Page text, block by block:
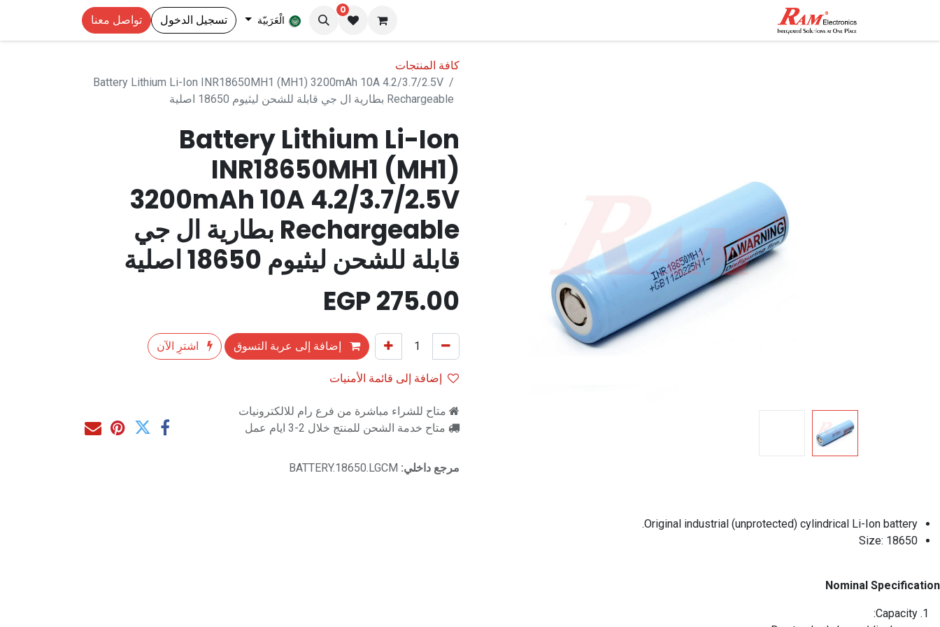
0
الْعَرَبيّة تسجيل الدخول تواصل معنا
كافة المنتجات
Battery Lithium Li-Ion INR18650MH1 (MH1) 3200mAh 10A 4.2/3.7/2.5V
Rechargeable بطارية ال جي قابلة للشحن ليثيوم 18650 اصلية
Battery Lithium Li-Ion
INR18650MH1 (MH1)
3200mAh 10A 4.2/3.7/2.5V
Rechargeable بطارية ال جي
قابلة للشحن ليثيوم 18650 اصلية
275.00
إضافة إلى عربة التسوق
اشترِ الآن
إضافة إلى قائمة الأمنيات
متاح للشراء مباشرة من فرع رام للالكترونيات
متاح خدمة الشحن للمنتج خلال 2-3 ايام عمل
مرجع داخلي: BATTERY.18650.LGCM
Original industrial (unprotected) cylindrical Li-Ion battery.
Size: 18650
Nominal Specification
Capacity: